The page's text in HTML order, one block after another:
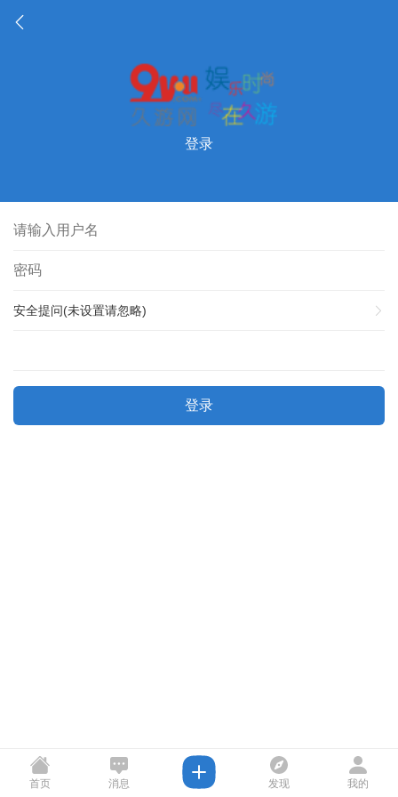
登录
安全提问(未设置请忽略)
登录
首页 消息 发现 我的